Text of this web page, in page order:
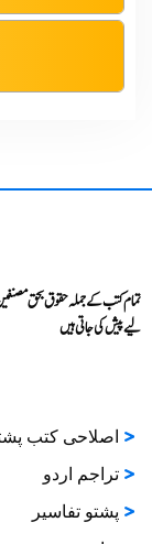
تمام کتب کے جملہ حقوق بحق
لیے پیش کی جاتی ہیں
اصلاحی کتب
تراجم اردو
پشتو تفاسیر